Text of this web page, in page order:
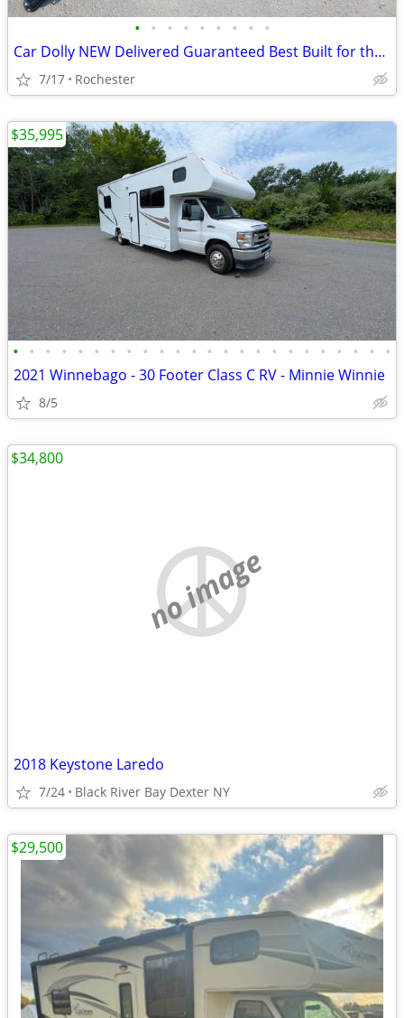
• • • • • • • • •
Car Dolly NEW Delivered Guaranteed Best Built for the Money in U.S.!
7/17 Rochester
• • • • • • • • • • • • • • • • • • • • • • • •
2021 Winnebago - 30 Footer Class C RV - Minnie Winnie
8/5
$35,995
no image
2018 Keystone Laredo
7/24 Black River Bay Dexter NY
$34,800
$29,500